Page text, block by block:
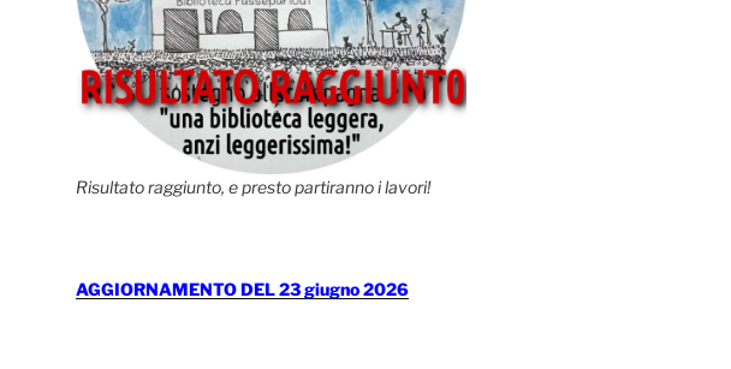
Risultato raggiunto, e presto partiranno i lavori!
AGGIORNAMENTO DEL 23 giugno 2026